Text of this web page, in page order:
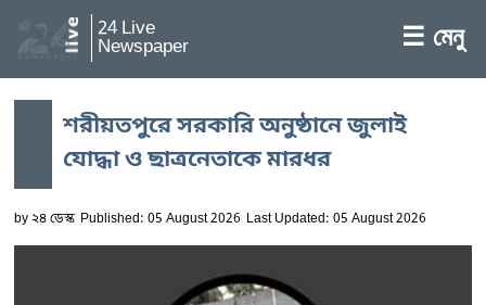
24 Live
Newspaper ☰ মেনু
শরীয়তপুরে সরকারি অনুষ্ঠানে জুলাই
যোদ্ধা ও ছাত্রনেতাকে মারধর
by২৪ ডেস্ক Published: 05 August 2026 Last Updated: 05 August 2026